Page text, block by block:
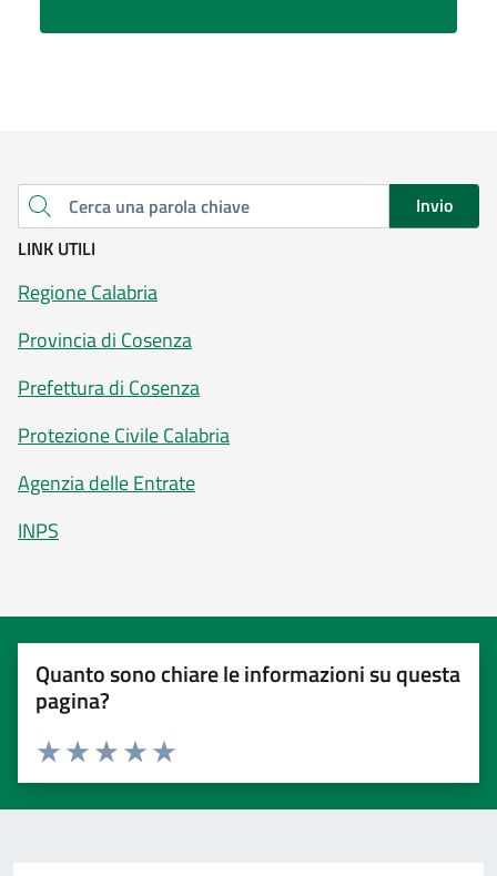
Cerca una parola chiave
Invio
LINK UTILI
Regione Calabria
Provincia di Cosenza
Prefettura di Cosenza
Protezione Civile Calabria
Agenzia delle Entrate
INPS
Quanto sono chiare le informazioni su questa
pagina?
Valuta 5 stelle su 5
Valuta 4 stelle su 5
Valuta 3 stelle su 5
Valuta 2 stelle su 5
Valuta 1 stelle su 5